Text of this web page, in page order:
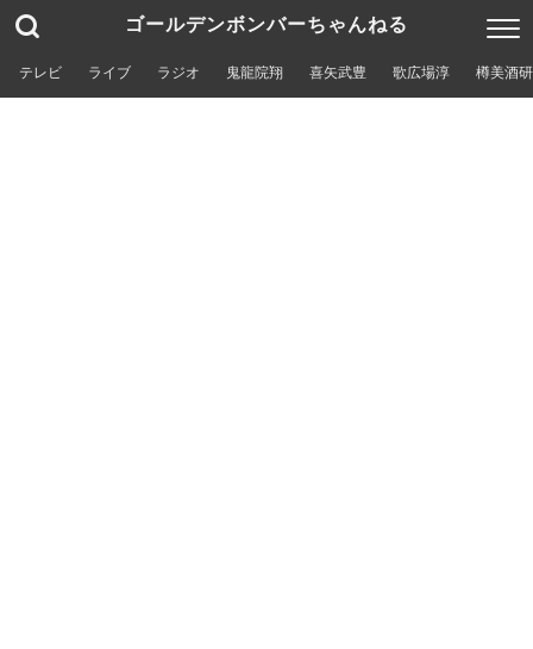
ゴールデンボンバーちゃんねる
テレビ ライブ ラジオ 鬼龍院翔 喜矢武豊 歌広場淳 樽美酒